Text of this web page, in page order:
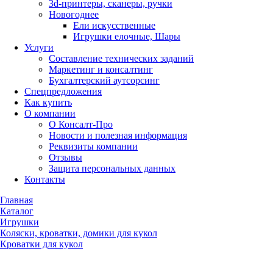
3d-принтеры, сканеры, ручки
Новогоднее
Ели искусственные
Игрушки елочные, Шары
Услуги
Составление технических заданий
Маркетинг и консалтинг
Бухгалтерский аутсорсинг
Спецпредложения
Как купить
О компании
О Консалт-Про
Новости и полезная информация
Реквизиты компании
Отзывы
Защита персональных данных
Контакты
Главная
Каталог
Игрушки
Коляски, кроватки, домики для кукол
Кроватки для кукол